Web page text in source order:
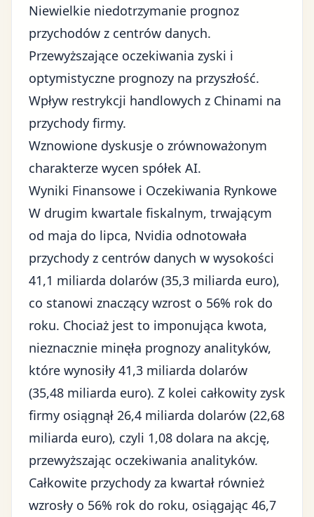
Niewielkie niedotrzymanie prognoz
przychodów z centrów danych.
Przewyższające oczekiwania zyski i
optymistyczne prognozy na przyszłość.
Wpływ restrykcji handlowych z Chinami na
przychody firmy.
Wznowione dyskusje o zrównoważonym
charakterze wycen spółek AI.
Wyniki Finansowe i Oczekiwania Rynkowe
W drugim kwartale fiskalnym, trwającym
od maja do lipca, Nvidia odnotowała
przychody z centrów danych w wysokości
41,1 miliarda dolarów (35,3 miliarda euro),
co stanowi znaczący wzrost o 56% rok do
roku. Chociaż jest to imponująca kwota,
nieznacznie minęła prognozy analityków,
które wynosiły 41,3 miliarda dolarów
(35,48 miliarda euro). Z kolei całkowity zysk
firmy osiągnął 26,4 miliarda dolarów (22,68
miliarda euro), czyli 1,08 dolara na akcję,
przewyższając oczekiwania analityków.
Całkowite przychody za kwartał również
wzrosły o 56% rok do roku, osiągając 46,7